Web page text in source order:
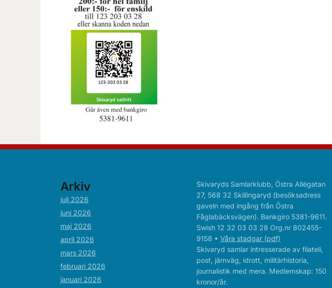
Arkiv
juli 2026
juni 2026
maj 2026
april 2026
mars 2026
februari 2026
januari 2026
Skivaryds Samlarklubb, Östra Allégatan
27, 568 32 Skillingaryd (besöksadress
gaveln med ingång från Östra
Fåglabäcksvägen). Bankgiro 5381-9611.
Swish 12 32 03 03 28 Org.nr 802455-
9158 • Våra stadgar (pdf)
Skivaryd samlar intresserade av filateli,
post, järnväg, idrott, militärhistoria,
journalistik med mera. Medlemskap: 150
kronor/år.